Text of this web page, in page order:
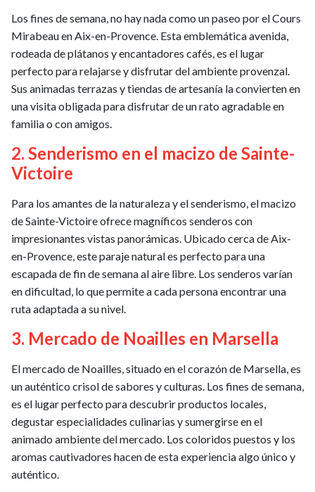
Los fines de semana, no hay nada como un paseo por el Cours
Mirabeau en Aix-en-Provence. Esta emblemática avenida,
rodeada de plátanos y encantadores cafés, es el lugar
perfecto para relajarse y disfrutar del ambiente provenzal.
Sus animadas terrazas y tiendas de artesanía la convierten en
una visita obligada para disfrutar de un rato agradable en
familia o con amigos.
2. Senderismo en el macizo de Sainte-
Victoire
Para los amantes de la naturaleza y el senderismo, el macizo
de Sainte-Victoire ofrece magníficos senderos con
impresionantes vistas panorámicas. Ubicado cerca de Aix-
en-Provence, este paraje natural es perfecto para una
escapada de fin de semana al aire libre. Los senderos varían
en dificultad, lo que permite a cada persona encontrar una
ruta adaptada a su nivel.
3. Mercado de Noailles en Marsella
El mercado de Noailles, situado en el corazón de Marsella, es
un auténtico crisol de sabores y culturas. Los fines de semana,
es el lugar perfecto para descubrir productos locales,
degustar especialidades culinarias y sumergirse en el
animado ambiente del mercado. Los coloridos puestos y los
aromas cautivadores hacen de esta experiencia algo único y
auténtico.